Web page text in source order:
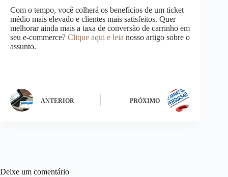
Com o tempo, você colherá os benefícios de um ticket
médio mais elevado e clientes mais satisfeitos. Quer
melhorar ainda mais a taxa de conversão de carrinho em
seu e-commerce? Clique aqui e leia nosso artigo sobre o
assunto.
ANTERIOR PRÓXIMO
Deixe um comentário